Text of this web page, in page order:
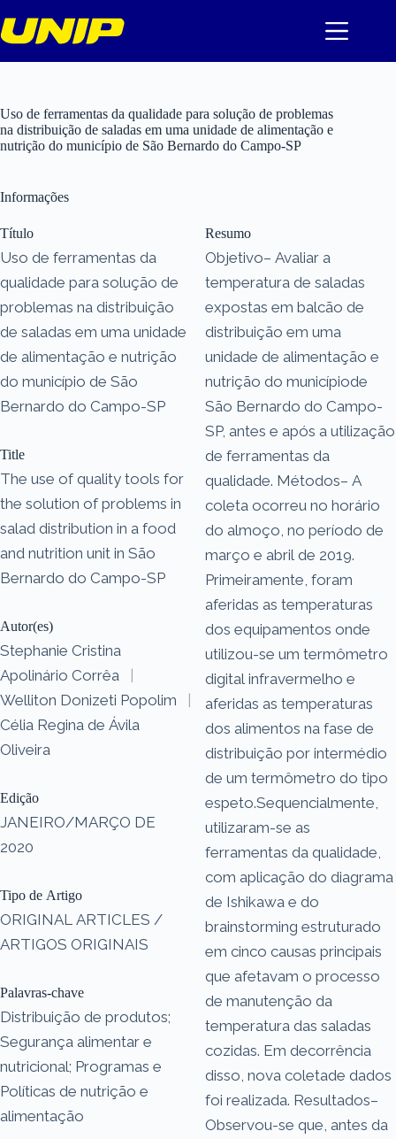
para
o
Uso de ferramentas da qualidade para solução de problemas
na distribuição de saladas em uma unidade de alimentação e
nutrição do município de São Bernardo do Campo-SP
Informações
Título
Uso de ferramentas da
qualidade para solução de
problemas na distribuição
de saladas em uma unidade
de alimentação e nutrição
do município de São
Bernardo do Campo-SP
Title
The use of quality tools for
the solution of problems in
salad distribution in a food
and nutrition unit in São
Bernardo do Campo-SP
Autor(es)
Stephanie Cristina
Apolinário Corrêa
|
Welliton Donizeti Popolim
|
Célia Regina de Ávila
Oliveira
Edição
JANEIRO/MARÇO DE
2020
Tipo de Artigo
ORIGINAL ARTICLES /
ARTIGOS ORIGINAIS
Palavras-chave
Distribuição de produtos;
Segurança alimentar e
nutricional; Programas e
Políticas de nutrição e
alimentação
Resumo
Objetivo– Avaliar a
temperatura de saladas
expostas em balcão de
distribuição em uma
unidade de alimentação e
nutrição do municípiode
São Bernardo do Campo-
SP, antes e após a utilização
de ferramentas da
qualidade. Métodos– A
coleta ocorreu no horário
do almoço, no período de
março e abril de 2019.
Primeiramente, foram
aferidas as temperaturas
dos equipamentos onde
utilizou-se um termômetro
digital infravermelho e
aferidas as temperaturas
dos alimentos na fase de
distribuição por intermédio
de um termômetro do tipo
espeto.Sequencialmente,
utilizaram-se as
ferramentas da qualidade,
com aplicação do diagrama
de Ishikawa e do
brainstorming estruturado
em cinco causas principais
que afetavam o processo
de manutenção da
temperatura das saladas
cozidas. Em decorrência
disso, nova coletade dados
foi realizada. Resultados–
Observou-se que, antes da